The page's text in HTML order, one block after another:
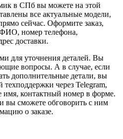
в СПб вы можете на этой
все актуальные модели,
сейчас. Оформите заказ,
номер телефона,
доставки.
для уточнения деталей. Вы
вопросы. А в случае, если
дополнительные детали, вы
техподдержки через Telegram,
имя, контактный номер в форме.
вы сможете обговорить с ним
о заказе.